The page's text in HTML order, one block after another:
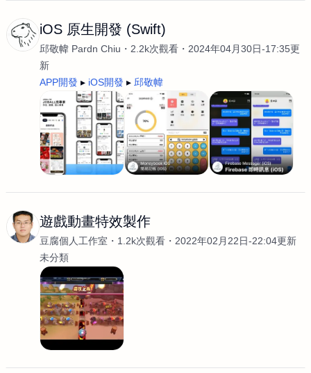
iOS 原生開發 (Swift)
邱敬幃 Pardn Chiu 2.2k次觀看
2024年04月30日-17:35更
新
APP開發
iOS開發 邱敬幃
遊戲動畫特效製作
豆腐個人工作室 1.2k次觀看
2022年02月22日-22:04更新
未分類